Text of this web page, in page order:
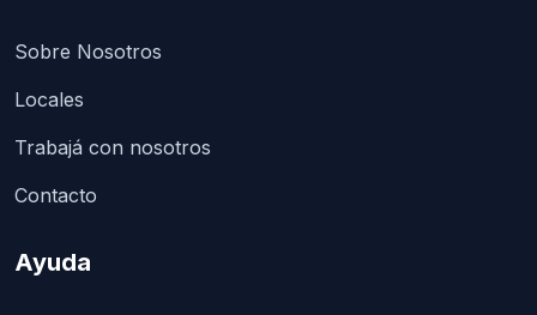
Sobre Nosotros
Locales
Trabajá con nosotros
Contacto
Ayuda